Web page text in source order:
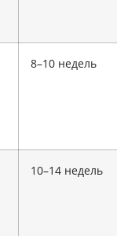
8–10 недель
10–14 недель